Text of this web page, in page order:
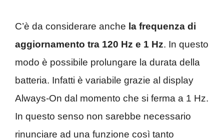
C’è da considerare anche la frequenza di
aggiornamento tra 120 Hz e 1 Hz. In questo
modo è possibile prolungare la durata della
batteria. Infatti è variabile grazie al display
Always-On dal momento che si ferma a 1 Hz.
In questo senso non sarebbe necessario
rinunciare ad una funzione così tanto